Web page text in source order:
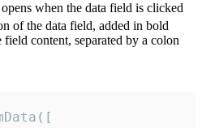
when the data field is clicked
of the data field, added in bold
field content, separated by a colon